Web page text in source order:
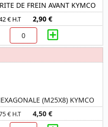
DE FREIN AVANT KYMCO
€ H.T 2,90 €
(M25X8) KYMCO
€ H.T 4,50 €